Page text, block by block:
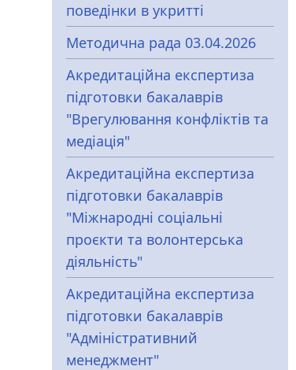
поведінки в укритті
Методична рада 03.04.2026
Акредитаційна експертиза
підготовки бакалаврів
"Врегулювання конфліктів та
медіація"
Акредитаційна експертиза
підготовки бакалаврів
"Міжнародні соціальні
проєкти та волонтерська
діяльність"
Акредитаційна експертиза
підготовки бакалаврів
"Адміністративний
менеджмент"